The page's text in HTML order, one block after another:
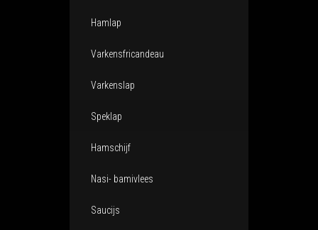
Hamlap
Varkensfricandeau
Varkenslap
Speklap
Hamschijf
Nasi- bamivlees
Saucijs